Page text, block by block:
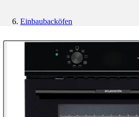
Einbaubacköfen